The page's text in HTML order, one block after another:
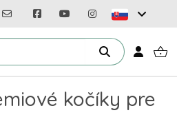
kočíky pre